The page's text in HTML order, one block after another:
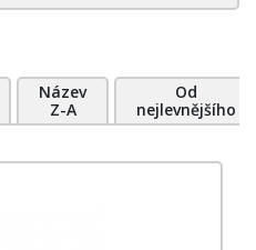
Název
Z-A
Od
nejlevnějšího